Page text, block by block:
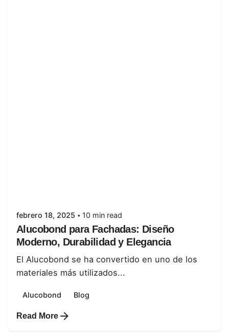
febrero 18, 2025 10 min read
Alucobond para Fachadas: Diseño
Moderno, Durabilidad y Elegancia
El Alucobond se ha convertido en uno de los
materiales más utilizados...
Alucobond Blog
Read More